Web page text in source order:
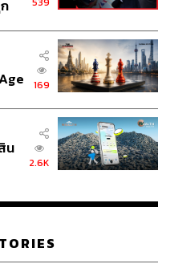
วลาในการศึกษาเฉลี่ย
นึ่งในเศษเสี้ยวของหลักการ
ยาศาสตร์อยู่เหมือนกัน เพ
การของไลฟ์โค้ชมีความ
างอารมณ์ในเรื่อง ‘การ
รมณ์ (Emotional
169
น
2.6K